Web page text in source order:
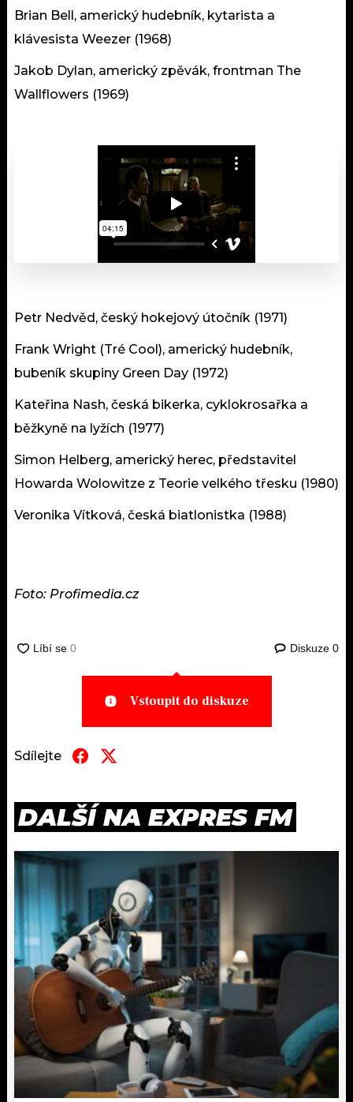
Brian Bell, americký hudebník, kytarista a
klávesista Weezer (1968)
Jakob Dylan, americký zpěvák, frontman The
Wallflowers (1969)
Petr Nedvěd, český hokejový útočník (1971)
Frank Wright (Tré Cool), americký hudebník,
bubeník skupiny Green Day (1972)
Kateřina Nash, česká bikerka, cyklokrosařka a
běžkyně na lyžích (1977)
Simon Helberg, americký herec, představitel
Howarda Wolowitze z Teorie velkého třesku (1980)
Veronika Vítková, česká biatlonistka (1988)
Foto: Profimedia.cz
Diskuze 0
Vstoupit do diskuze
Sdílejte
DALŠÍ NA EXPRES FM